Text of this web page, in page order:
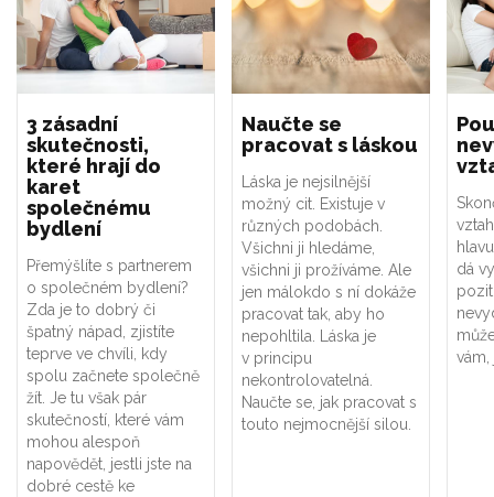
3 zásadní
skutečnosti,
které hrají do
karet
společnému
bydlení
Přemýšlíte s partnerem
o společném bydlení?
Zda je to dobrý či
špatný nápad, zjistíte
teprve ve chvíli, kdy
spolu začnete společně
žít. Je tu však pár
skutečností, které vám
mohou alespoň
napovědět, jestli jste na
dobré cestě ke
Naučte se
pracovat s láskou
Láska je nejsilnější
možný cit. Existuje v
různých podobách.
Všichni ji hledáme,
všichni ji prožíváme. Ale
jen málokdo s ní dokáže
pracovat tak, aby ho
nepohltila. Láska je
v principu
nekontrolovatelná.
Naučte se, jak pracovat s
touto nejmocnější silou.
dá
vám,